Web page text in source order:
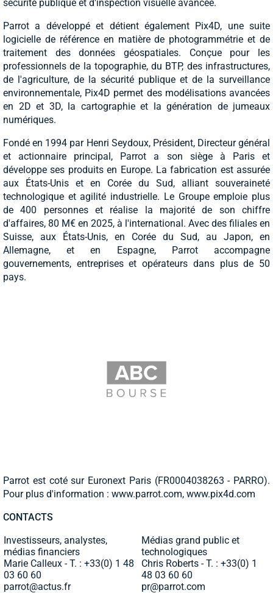
sécurité publique et d'inspection visuelle avancée.
Parrot a développé et détient également Pix4D, une suite
logicielle de référence en matière de photogrammétrie et de
traitement des données géospatiales. Conçue pour les
professionnels de la topographie, du BTP, des infrastructures,
de l'agriculture, de la sécurité publique et de la surveillance
environnementale, Pix4D permet des modélisations avancées
en 2D et 3D, la cartographie et la génération de jumeaux
numériques.
Fondé en 1994 par Henri Seydoux, Président, Directeur général
et actionnaire principal, Parrot a son siège à Paris et
développe ses produits en Europe. La fabrication est assurée
aux États-Unis et en Corée du Sud, alliant souveraineté
technologique et agilité industrielle. Le Groupe emploie plus
de 400 personnes et réalise la majorité de son chiffre
d'affaires, 80 M€ en 2025, à l'international. Avec des filiales en
Suisse, aux États-Unis, en Corée du Sud, au Japon, en
Allemagne, et en Espagne, Parrot accompagne
gouvernements, entreprises et opérateurs dans plus de 50
pays.
Parrot est coté sur Euronext Paris (FR0004038263 - PARRO).
Pour plus d'information : www.parrot.com, www.pix4d.com
CONTACTS
Investisseurs, analystes,
médias financiers
Marie Calleux - T. : +33(0) 1 48
03 60 60
parrot@actus.fr
Médias grand public et
technologiques
Chris Roberts - T. : +33(0) 1
48 03 60 60
pr@parrot.com